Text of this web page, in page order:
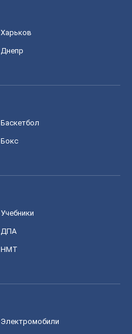
Харьков
Днепр
Баскетбол
Бокс
Учебники
ДПА
НМТ
Электромобили